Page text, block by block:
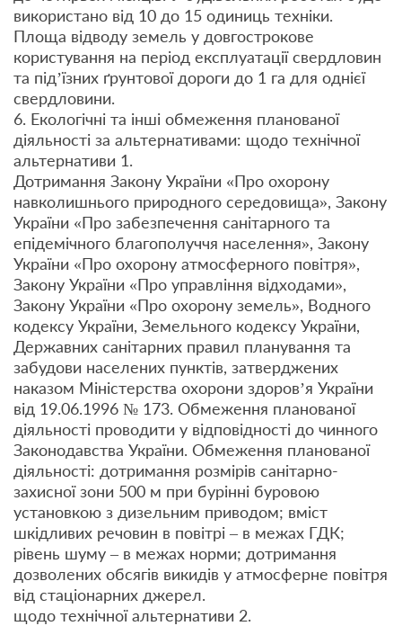
використано від 10 до 15 одиниць техніки.
Площа відводу земель у довгострокове
користування на період експлуатації свердловин
та під’їзних ґрунтової дороги до 1 га для однієї
свердловини.
6. Екологічні та інші обмеження планованої
діяльності за альтернативами: щодо технічної
альтернативи 1.
Дотримання Закону України «Про охорону
навколишнього природного середовища», Закону
України «Про забезпечення санітарного та
епідемічного благополуччя населення», Закону
України «Про охорону атмосферного повітря»,
Закону України «Про управління відходами»,
Закону України «Про охорону земель», Водного
кодексу України, Земельного кодексу України,
Державних санітарних правил планування та
забудови населених пунктів, затверджених
наказом Міністерства охорони здоров’я України
від 19.06.1996 № 173. Обмеження планованої
діяльності проводити у відповідності до чинного
Законодавства України. Обмеження планованої
діяльності: дотримання розмірів санітарно-
захисної зони 500 м при бурінні буровою
установкою з дизельним приводом; вміст
шкідливих речовин в повітрі – в межах ГДК;
рівень шуму – в межах норми; дотримання
дозволених обсягів викидів у атмосферне повітря
від стаціонарних джерел.
щодо технічної альтернативи 2.